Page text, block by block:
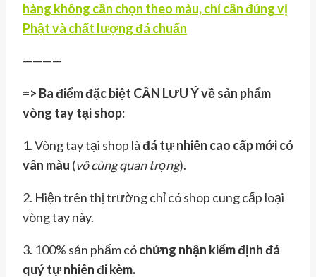
hàng không cần chọn theo màu, chỉ cần đúng vị
Phật và chất lượng đá chuẩn
————
=> Ba điểm đặc biệt CẦN LƯU Ý về sản phẩm
vòng tay tại shop:
1. Vòng tay tại shop làđá tự nhiên cao cấp mới có
vân màu (vô cùng quan trọng).
2. Hiện trên thị trường chỉ có shop cung cấp loại
vòng tay này.
3. 100% sản phẩm cóchứng nhận kiểm định đá
quý tự nhiên đi kèm.